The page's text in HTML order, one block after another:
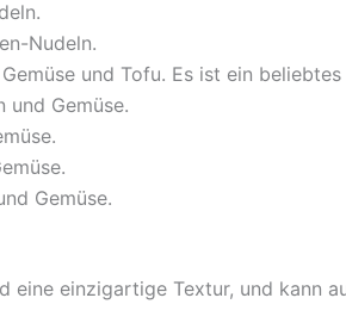
Nudeln.
und Tofu. Es ist ein
Gemüse.
Gemüse.
einzigartige Textur, und kann